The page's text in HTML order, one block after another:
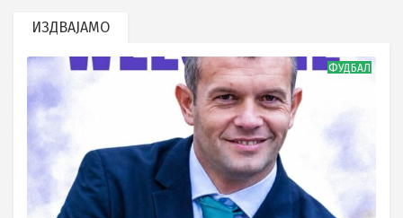
ИЗДВАЈАМО
ФУДБАЛ